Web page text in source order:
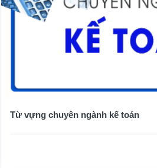
Từ vựng chuyên ngành kế toán